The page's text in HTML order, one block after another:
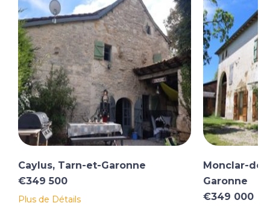
Caylus, Tarn-et-Garonne
€349 500
Plus de Détails
Monclar-
Garonne
€349 000